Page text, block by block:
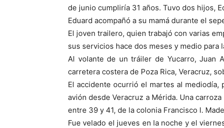
de junio cumpliría 31 años. Tuvo dos hijos,
Eduard acompañó a su mamá durante el
El joven trailero, quien trabajó con varias
sus servicios hace dos meses y medio para
Al volante de un tráiler de Yucarro, Juan
carretera costera de Poza Rica, Veracruz,
El accidente ocurrió el martes al
avión desde Veracruz a Mérida. Una
entre 39 y 41, de la colonia Francisco I.
Fue velado el jueves en la noche y el